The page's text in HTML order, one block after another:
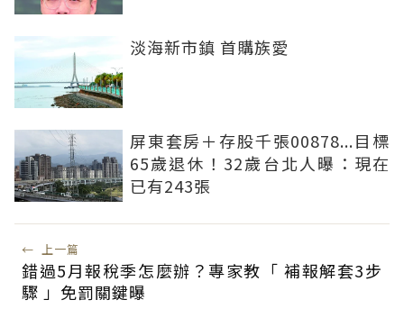
淡海新市鎮 首購族愛
屏東套房＋存股千張00878...目標
65歲退休！32歲台北人曝：現在
已有243張
← 上一篇
錯過5月報稅季怎麼辦？專家教「 補報解套3步
驟 」免罰關鍵曝